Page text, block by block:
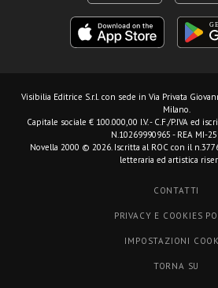
Visibilia Editrice S.r.l. con sede in Via Privata
Milano.
Capitale sociale € 100.000,00 I.V. - C.F./P.IVA ed
N.10269990965 - REA MI-
Novella 2000 © 2026. Iscritta al ROC con il
letteraria ed artistica
CONTATTI
PRIVACY E COOKIES
IMPOSTAZIONI
TORNA SU